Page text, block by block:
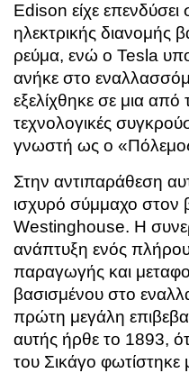
Edison είχε
ηλεκτρικής διανομής
ρεύμα, ενώ ο Tesla
ανήκε στο
εξελίχθηκε σε μια από
τεχνολογικές
γνωστή ως ο
Στην αντιπαράθεση
ισχυρό σύμμαχο στον
Westinghouse. Η
ανάπτυξη ενός
παραγωγής και
βασισμένου στο
πρώτη μεγάλη
αυτής ήρθε το 1893,
του Σικάγο